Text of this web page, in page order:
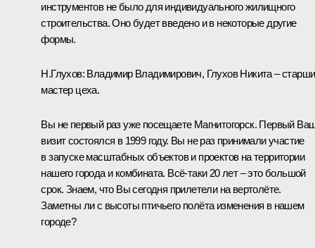
инструментов не было для индивидуального жилищного
строительства. Оно будет введено и в некоторые другие
формы.
Н.Глухов: Владимир Владимирович, Глухов Никита –
мастер цеха.
Вы не первый раз уже посещаете Магнитогорск. Первый
визит состоялся в 1999 году. Вы не раз принимали участие
в запуске масштабных объектов и проектов на территории
нашего города и комбината. Всё‑таки 20 лет – это большой
срок. Знаем, что Вы сегодня прилетели на вертолёте.
Заметны ли с высоты птичьего полёта изменения в нашем
городе?